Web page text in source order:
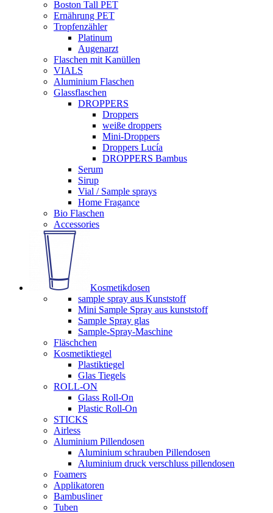
Boston Tall PET
Ernährung PET
Tropfenzähler
Platinum
Augenarzt
Flaschen mit Kanüllen
VIALS
Aluminium Flaschen
Glassflaschen
DROPPERS
Droppers
weiße droppers
Mini-Droppers
Droppers Lucía
DROPPERS Bambus
Serum
Sirup
Vial / Sample sprays
Home Fragance
Bio Flaschen
Accessories
Kosmetikdosen
sample spray aus Kunststoff
Mini Sample Spray aus kunststoff
Sample Spray glas
Sample-Spray-Maschine
Fläschchen
Kosmetiktiegel
Plastiktiegel
Glas Tiegels
ROLL-ON
Glass Roll-On
Plastic Roll-On
STICKS
Airless
Aluminium Pillendosen
Aluminium schrauben Pillendosen
Aluminium druck verschluss pillendosen
Foamers
Applikatoren
Bambusliner
Tuben